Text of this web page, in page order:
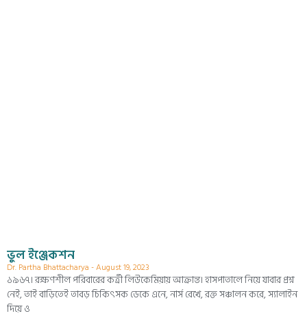
ভুল ইঞ্জেকশন
Dr. Partha Bhattacharya August 19, 2023
১৯৬৭। রক্ষণশীল পরিবারের কর্ত্রী লিউকেমিয়ায় আক্রান্ত। হাসপাতালে নিয়ে যাবার প্রশ্ন
নেই, তাই বাড়িতেই তাবড় চিকিৎসক ডেকে এনে, নার্স রেখে, রক্ত সঞ্চালন করে, স্যালাইন
দিয়ে ও